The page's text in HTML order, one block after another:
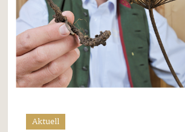
Aktuell